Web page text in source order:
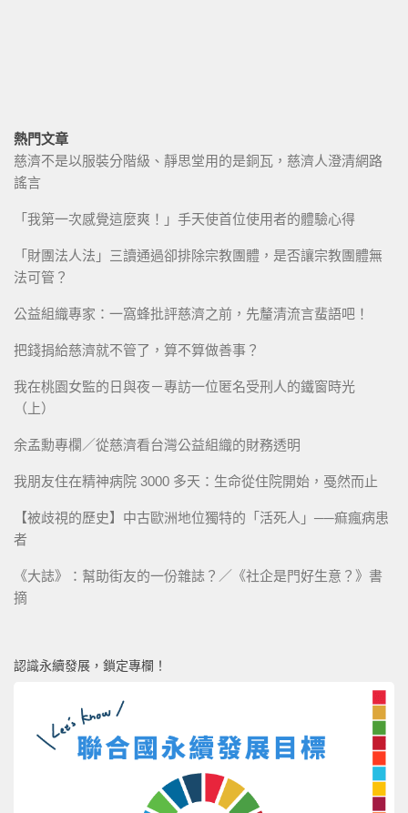
熱門文章
慈濟不是以服裝分階級、靜思堂用的是銅瓦，慈濟人澄清網路
謠言
「我第一次感覺這麼爽！」手天使首位使用者的體驗心得
「財團法人法」三讀通過卻排除宗教團體，是否讓宗教團體無
法可管？
公益組織專家：一窩蜂批評慈濟之前，先釐清流言蜚語吧！
把錢捐給慈濟就不管了，算不算做善事？
我在桃園女監的日與夜－專訪一位匿名受刑人的鐵窗時光
（上）
余孟勳專欄／從慈濟看台灣公益組織的財務透明
我朋友住在精神病院 3000 多天：生命從住院開始，戞然而止
【被歧視的歷史】中古歐洲地位獨特的「活死人」──痲瘋病患
者
《大誌》：幫助街友的一份雜誌？／《社企是門好生意？》書
摘
認識永續發展，鎖定專欄！